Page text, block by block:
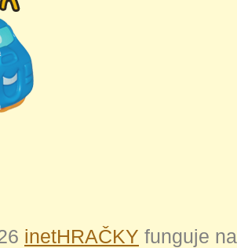
inetHRAČKY funguje